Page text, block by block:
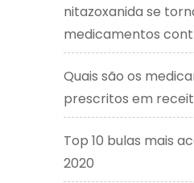
nitazoxanida se
medicamentos
Quais são os
prescritos em
Top 10 bulas mais
2020